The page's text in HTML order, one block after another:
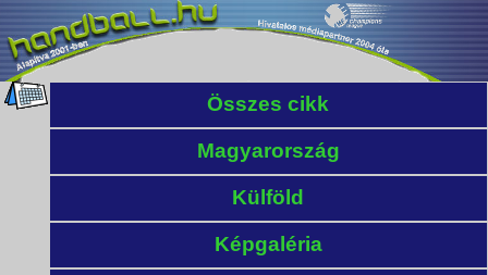
Összes cikk
Magyarország
Külföld
Képgaléria